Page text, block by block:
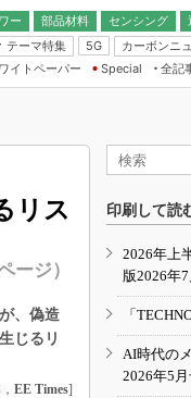
ー 部品材料 センシング
テーマ特集
5G カーボンニ
IoT・エッジコンピューテ
EXPO
TECHNO-FRONTIER
人とくるま展
イトペーパー
Special
全記
リス
ージ）
、偽造
じるリ
， EE Times]
印刷して読
2026年上
版2026年
「
AI時代の
2026年5